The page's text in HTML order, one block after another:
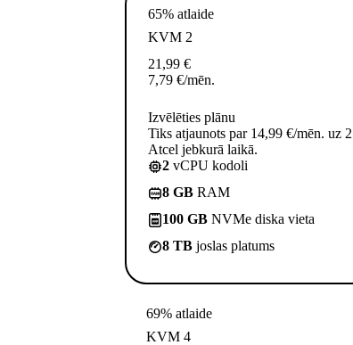
65% atlaide
KVM 2
21,99 €
7,79 €/mēn.
Izvēlēties plānu
Tiks atjaunots par 14,99 €/mēn. uz
Atcel jebkurā laikā.
2 vCPU kodoli
8 GB RAM
100 GB NVMe diska vieta
8 TB joslas platums
69% atlaide
KVM 4